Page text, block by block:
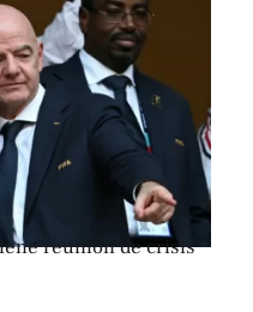
reunión de crisis